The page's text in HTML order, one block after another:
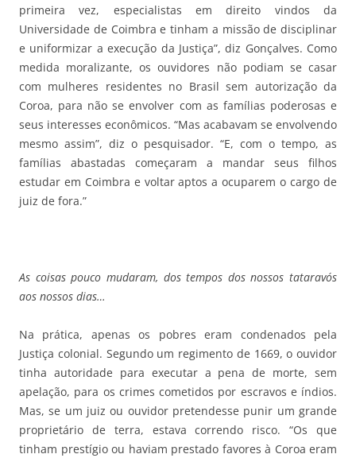
primeira vez, especialistas em direito vindos da
Universidade de Coimbra e tinham a missão de disciplinar
e uniformizar a execução da Justiça”, diz Gonçalves. Como
medida moralizante, os ouvidores não podiam se casar
com mulheres residentes no Brasil sem autorização da
Coroa, para não se envolver com as famílias poderosas e
seus interesses econômicos. “Mas acabavam se envolvendo
mesmo assim”, diz o pesquisador. “E, com o tempo, as
famílias abastadas começaram a mandar seus filhos
estudar em Coimbra e voltar aptos a ocuparem o cargo de
juiz de fora.”
As coisas pouco mudaram, dos tempos dos nossos tataravós
aos nossos dias…
Na prática, apenas os pobres eram condenados pela
Justiça colonial. Segundo um regimento de 1669, o ouvidor
tinha autoridade para executar a pena de morte, sem
apelação, para os crimes cometidos por escravos e índios.
Mas, se um juiz ou ouvidor pretendesse punir um grande
proprietário de terra, estava correndo risco. “Os que
tinham prestígio ou haviam prestado favores à Coroa eram